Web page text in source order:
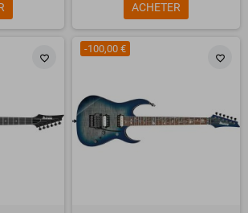
ACHETER
favorite_border favorite_border
-100,00 €